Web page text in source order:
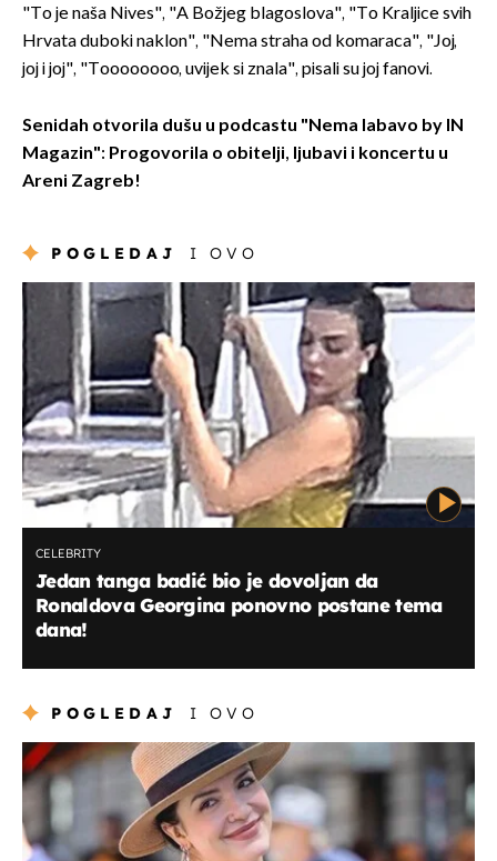
"To je naša Nives", "A Božjeg blagoslova", "To Kraljice svih
Hrvata duboki naklon", "Nema straha od komaraca", "Joj,
joj i joj", "Toooooooo, uvijek si znala", pisali su joj fanovi.
Senidah otvorila dušu u podcastu "Nema labavo by IN
Magazin": Progovorila o obitelji, ljubavi i koncertu u
Areni Zagreb!
POGLEDAJ I OVO
CELEBRITY
Jedan tanga badić bio je dovoljan da
Ronaldova Georgina ponovno postane tema
dana!
POGLEDAJ I OVO